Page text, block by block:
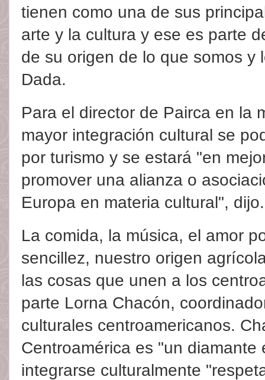
tienen como una de sus
arte y la cultura y ese es parte
de su origen de lo que somos y
Dada.
Para el director de Pairca en la
mayor integración cultural se
por turismo y se estará "en
promover una alianza o
Europa en materia cultural", dijo.
La comida, la música, el amor
sencillez, nuestro origen
las cosas que unen a los
parte Lorna Chacón,
culturales centroamericanos.
Centroamérica es "un
integrarse culturalmente